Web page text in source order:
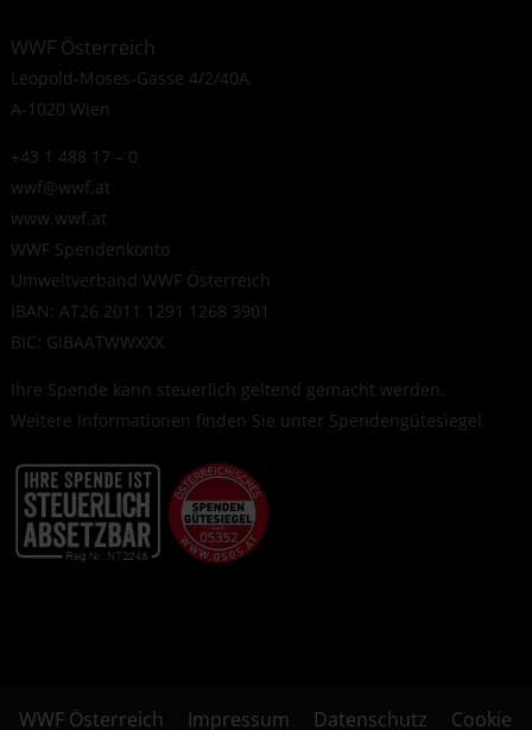
WWF Österreich
Leopold-Moses-Gasse 4/2/40A
A-1020 Wien
+43 1 488 17 – 0
wwf@wwf.at
www.wwf.at
WWF Spendenkonto
Umweltverband WWF Österreich
IBAN: AT26 2011 1291 1268 3901
BIC: GIBAATWWXXX
Ihre Spende kann steuerlich geltend gemacht werden.
Weitere Informationen finden Sie unter Spendengütesiegel.
WWF Österreich Impressum Datenschutz Cookie